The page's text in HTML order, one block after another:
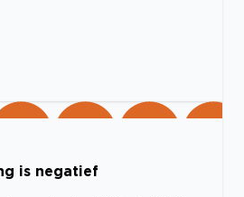
is negatief